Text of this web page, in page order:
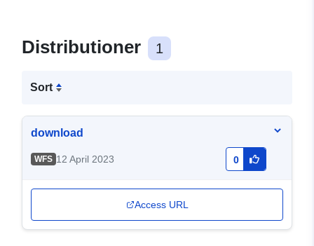
Distributioner 1
Sort
download
WFS 12 April 2023 0
Access URL